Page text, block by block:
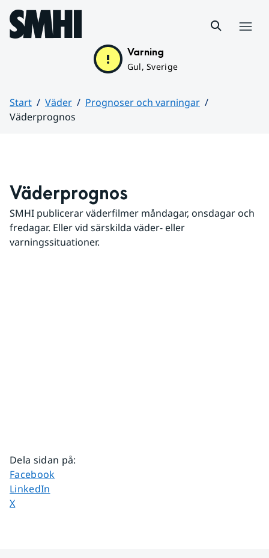
Hoppa till sidans innehåll
Varning
Gul, Sverige
Start Väder
Prognoser och varningar
Väderprognos
Väderprognos
SMHI publicerar väderfilmer måndagar, onsdagar och
fredagar. Eller vid särskilda väder- eller
varningssituationer.
Dela sidan på:
Dela sidan på
Facebook
Dela sidan på
LinkedIn
Dela sidan på
X